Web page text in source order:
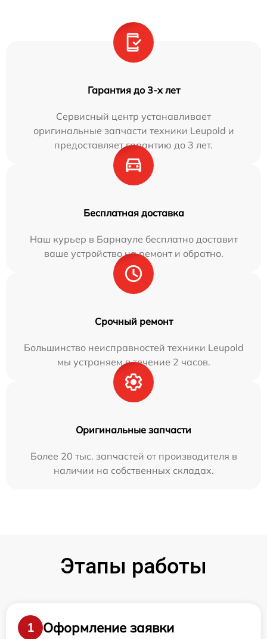
Гарантия до 3-х лет
Сервисный центр устанавливает
оригинальные запчасти техники Leupold и
предоставляет гарантию до 3 лет.
Бесплатная доставка
Наш курьер в Барнауле бесплатно доставит
ваше устройство на ремонт и обратно.
Срочный ремонт
Большинство неисправностей техники Leupold
мы устраняем в течение 2 часов.
Оригинальные запчасти
Более 20 тыс. запчастей от производителя в
наличии на собственных складах.
Этапы работы
1
Оформление заявки